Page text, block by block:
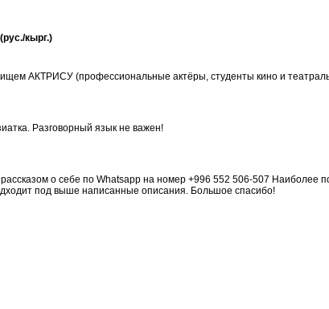
кырг.)
АКТРИСУ (профессиональные актёры, студенты кино и
Разговорный язык не важен!
о себе по Whatsapp на номер +996 552 506-507 Наиболее
под выше написанные описания. Большое спасибо!